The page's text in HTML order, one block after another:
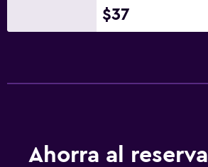
$37
Ahorra al